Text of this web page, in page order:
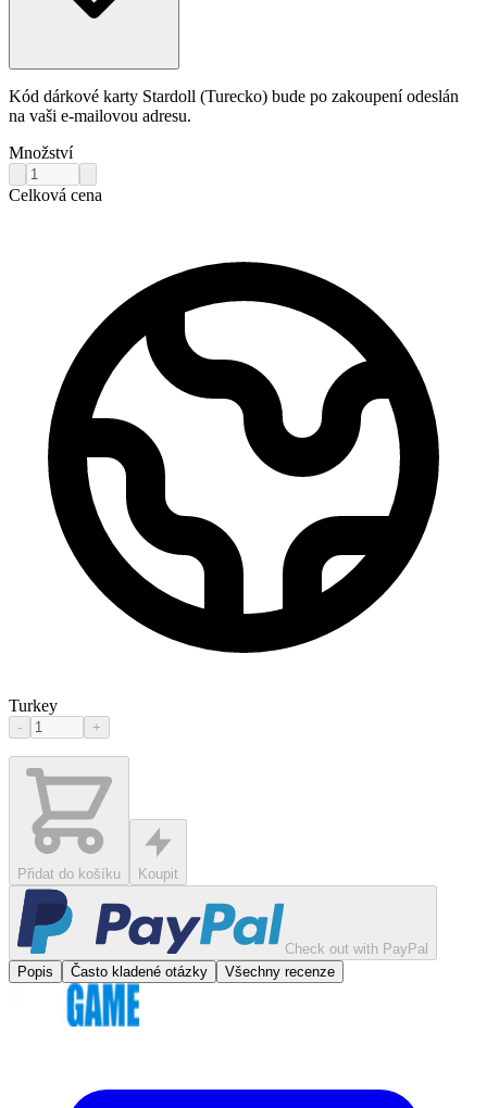
Kód dárkové karty Stardoll (Turecko) bude po zakoupení odeslán
na vaši e-mailovou adresu.
Množství
Celková cena
Turkey
- +
Přidat do košíku Koupit
Check out with PayPal
Popis
Často kladené otázky Všechny recenze